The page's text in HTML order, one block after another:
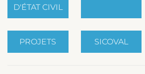
D'ÉTAT CIVIL
PROJETS SICOVAL